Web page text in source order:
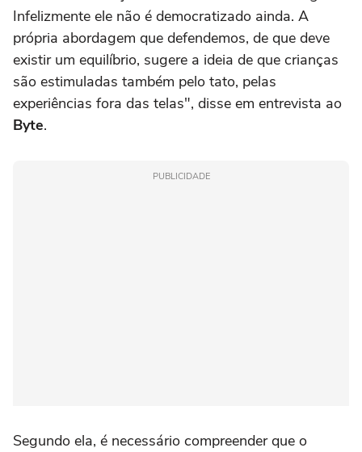
Infelizmente ele não é democratizado ainda. A
própria abordagem que defendemos, de que deve
existir um equilíbrio, sugere a ideia de que crianças
são estimuladas também pelo tato, pelas
experiências fora das telas", disse em entrevista ao
Byte.
PUBLICIDADE
Segundo ela, é necessário compreender que o